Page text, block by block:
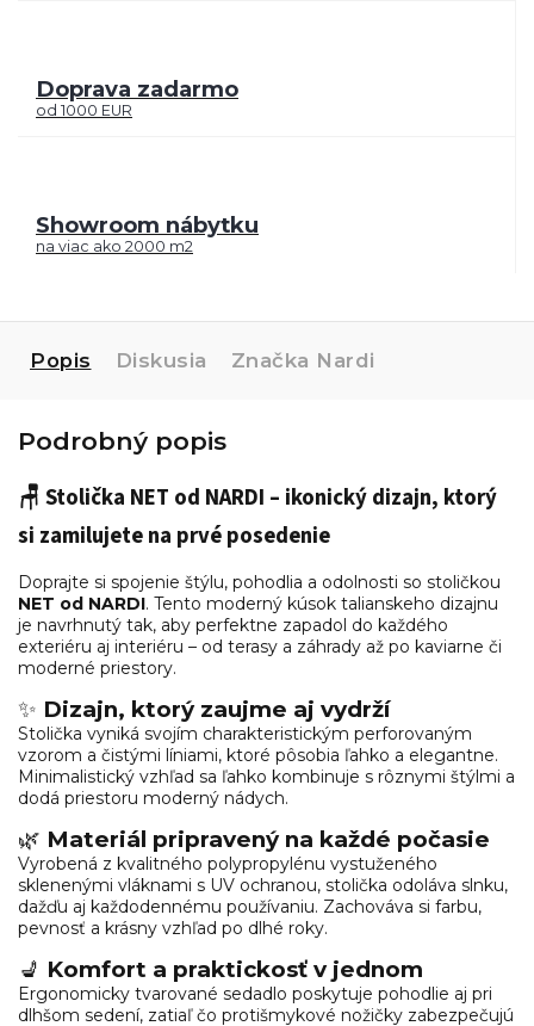
Doprava zadarmo
od 1000 EUR
Showroom nábytku
na viac ako 2000 m2
Popis Diskusia Značka Nardi
Podrobný popis
🪑 Stolička NET od NARDI – ikonický dizajn, ktorý
si zamilujete na prvé posedenie
Doprajte si spojenie štýlu, pohodlia a odolnosti so stoličkou
NET od NARDI. Tento moderný kúsok talianskeho dizajnu
je navrhnutý tak, aby perfektne zapadol do každého
exteriéru aj interiéru – od terasy a záhrady až po kaviarne či
moderné priestory.
✨ Dizajn, ktorý zaujme aj vydrží
Stolička vyniká svojím charakteristickým perforovaným
vzorom a čistými líniami, ktoré pôsobia ľahko a elegantne.
Minimalistický vzhľad sa ľahko kombinuje s rôznymi štýlmi a
dodá priestoru moderný nádych.
🌿 Materiál pripravený na každé počasie
Vyrobená z kvalitného polypropylénu vystuženého
sklenenými vláknami s UV ochranou, stolička odoláva slnku,
dažďu aj každodennému používaniu. Zachováva si farbu,
pevnosť a krásny vzhľad po dlhé roky.
💺 Komfort a praktickosť v jednom
Ergonomicky tvarované sedadlo poskytuje pohodlie aj pri
dlhšom sedení, zatiaľ čo protišmykové nožičky zabezpečujú